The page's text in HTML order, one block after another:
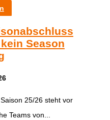
Season
25/26 steht vor
Teams von...